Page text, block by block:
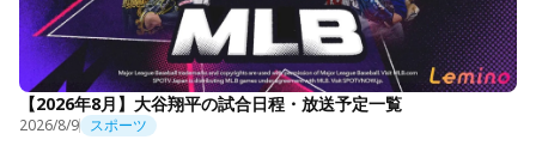
【2026年8月】大谷翔平の試合日程・放送予定一覧
2026/8/9 スポーツ